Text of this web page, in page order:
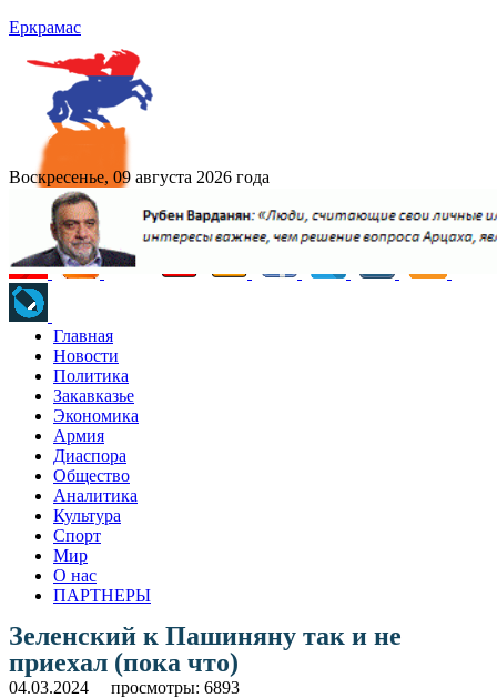
Еркрамас
Воскресенье, 09 августа 2026 года
Главная
Новости
Политика
Закавказье
Экономика
Армия
Диаспора
Общество
Аналитика
Культура
Спорт
Мир
О нас
ПАРТНЕРЫ
Зеленский к Пашиняну так и не
приехал (пока что)
04.03.2024 просмотры: 6893